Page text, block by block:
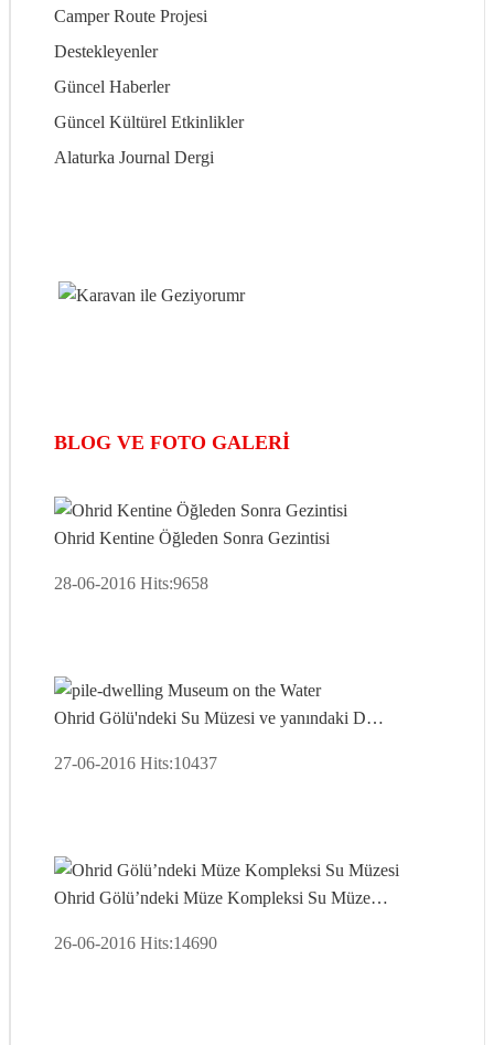
Camper Route Projesi
Destekleyenler
Güncel Haberler
Güncel Kültürel Etkinlikler
Alaturka Journal Dergi
BLOG VE FOTO GALERI
Ohrid Kentine Öğleden Sonra Gezintisi
28-06-2016 Hits:9658
Ohrid Gölü'ndeki Su Müzesi ve yanındaki D…
27-06-2016 Hits:10437
Ohrid Gölü’ndeki Müze Kompleksi Su Müze…
26-06-2016 Hits:14690